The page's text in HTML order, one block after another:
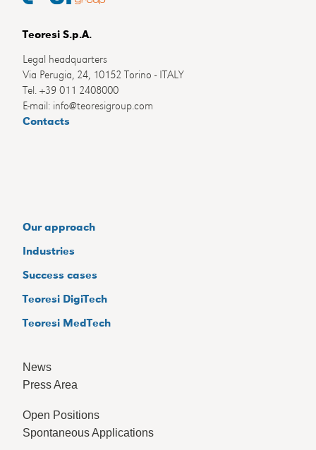
Teoresi S.p.A.
Legal headquarters
Via Perugia, 24, 10152 Torino - ITALY
Tel. +39 011 2408000
E-mail: info@teoresigroup.com
Contacts
Our approach
Industries
Success cases
Teoresi DigiTech
Teoresi MedTech
News
Press Area
Open Positions
Spontaneous Applications